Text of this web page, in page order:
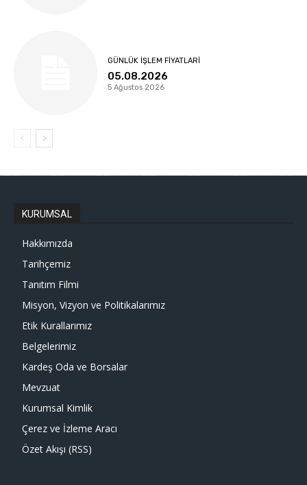
GÜNLÜK İŞLEM FIYATLARI
05.08.2026
5 Ağustos 2026
KURUMSAL
Hakkımızda
Tarihçemiz
Tanıtım Filmi
Misyon, Vizyon ve Politikalarımız
Etik Kurallarımız
Belgelerimiz
Kardeş Oda ve Borsalar
Mevzuat
Kurumsal Kimlik
Çerez ve İzleme Aracı
Özet Akışı (RSS)